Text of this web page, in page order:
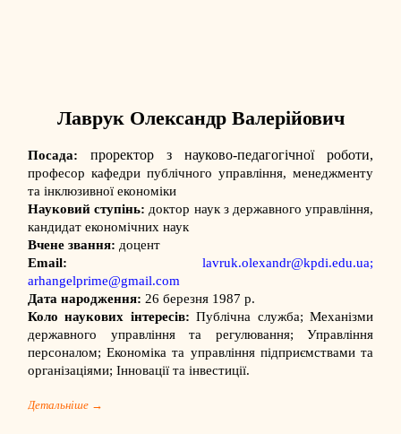
Лаврук Олександр Валерійович
Посада: проректор з науково-педагогічної роботи,
професор кафедри публічного управління, менеджменту
та інклюзивної економіки
Науковий ступінь: доктор наук з державного управління,
кандидат економічних наук
Вчене звання: доцент
Email:
lavruk.olexandr@kpdi.edu.ua;
arhangelprime@gmail.com
Дата народження: 26 березня 1987 р.
Коло наукових інтересів: Публічна служба; Механізми
державного управління та регулювання; Управління
персоналом; Економіка та управління підприємствами та
організаціями; Інновації та інвестиції.
Детальніше →